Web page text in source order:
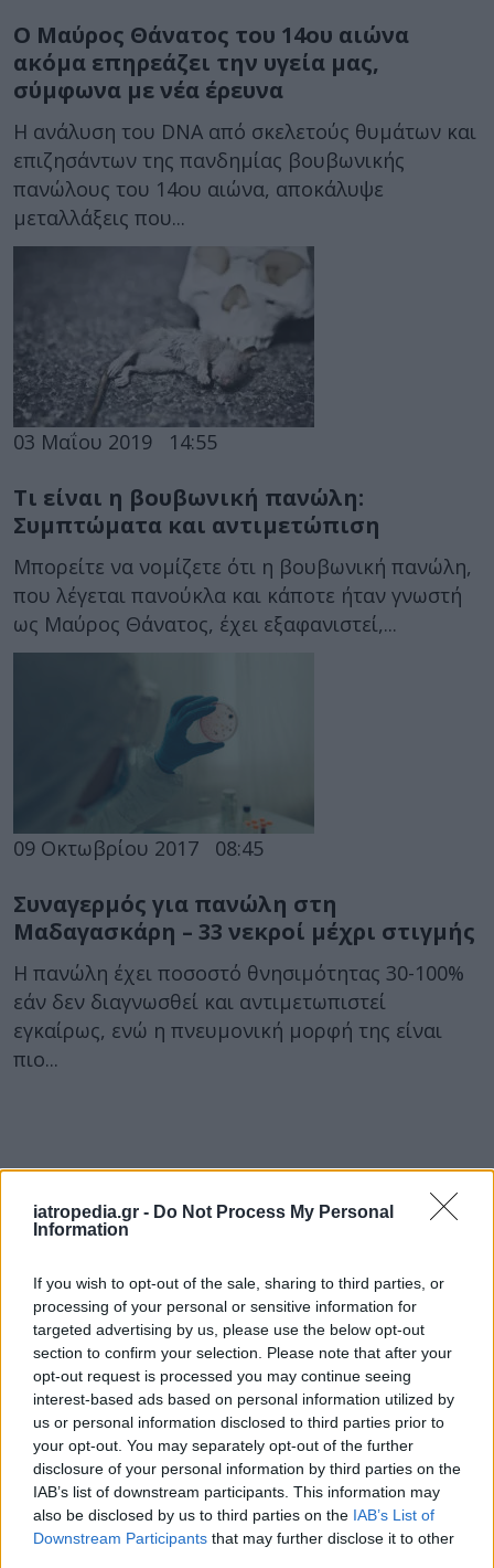
iatropedia.gr - Do Not Process My Personal
Information
If you wish to opt-out of the sale, sharing to third parties, or
processing of your personal or sensitive information for
targeted advertising by us, please use the below opt-out
section to confirm your selection. Please note that after your
opt-out request is processed you may continue seeing
interest-based ads based on personal information utilized by
us or personal information disclosed to third parties prior to
your opt-out. You may separately opt-out of the further
disclosure of your personal information by third parties on the
IAB’s list of downstream participants. This information may
also be disclosed by us to third parties on the IAB’s List of
Downstream Participants that may further disclose it to other
Ο Μαύρος Θάνατος του 14ου αιώνα
ακόμα επηρεάζει την υγεία μας,
σύμφωνα με νέα έρευνα
Η ανάλυση του DNA από σκελετούς θυμάτων και
επιζησάντων της πανδημίας βουβωνικής
πανώλους του 14ου αιώνα, αποκάλυψε
μεταλλάξεις που...
03 Μαΐου 2019 14:55
Τι είναι η βουβωνική πανώλη:
Συμπτώματα και αντιμετώπιση
Μπορείτε να νομίζετε ότι η βουβωνική πανώλη,
που λέγεται πανούκλα και κάποτε ήταν γνωστή
ως Μαύρος Θάνατος, έχει εξαφανιστεί,...
09 Οκτωβρίου 2017 08:45
Συναγερμός για πανώλη στη
Μαδαγασκάρη – 33 νεκροί μέχρι στιγμής
Η πανώλη έχει ποσοστό θνησιμότητας 30-100%
εάν δεν διαγνωσθεί και αντιμετωπιστεί
εγκαίρως, ενώ η πνευμονική μορφή της είναι
πιο...